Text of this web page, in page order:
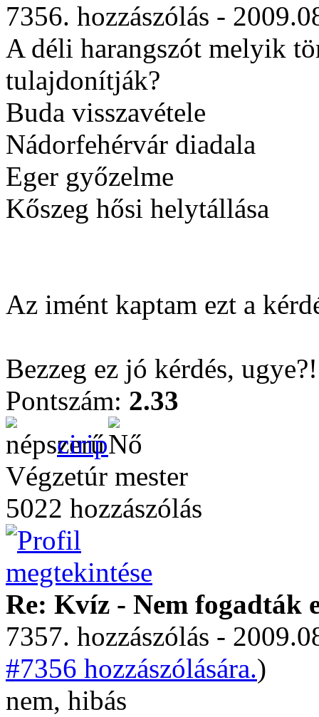
7356. hozzászólás -
A déli harangszót melyik
tulajdonítják?
Buda visszavétele
Nádorfehérvár diadala
Eger győzelme
Kőszeg hősi helytállása
Az imént kaptam ezt a
Bezzeg ez jó kérdés, ugye?!
Pontszám: 2.33
cirip
Végzetúr mester
5022 hozzászólás
Re: Kvíz - Nem fogadták
7357. hozzászólás -
#7356 hozzászólására.)
nem, hibás